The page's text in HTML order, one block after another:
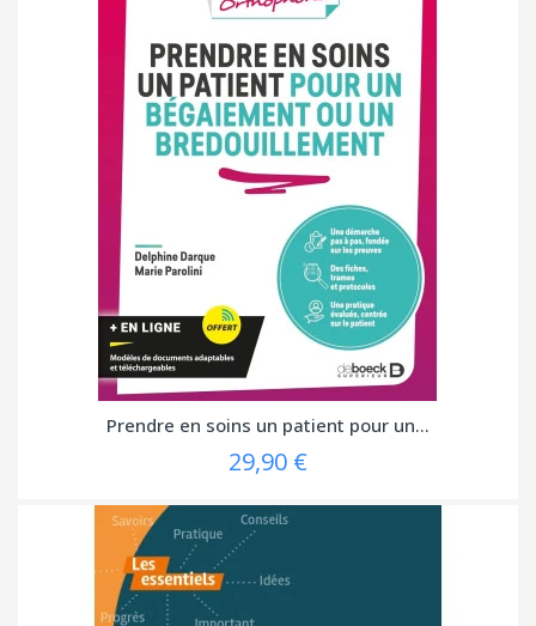
Prendre en soins un patient pour un...
29,90 €